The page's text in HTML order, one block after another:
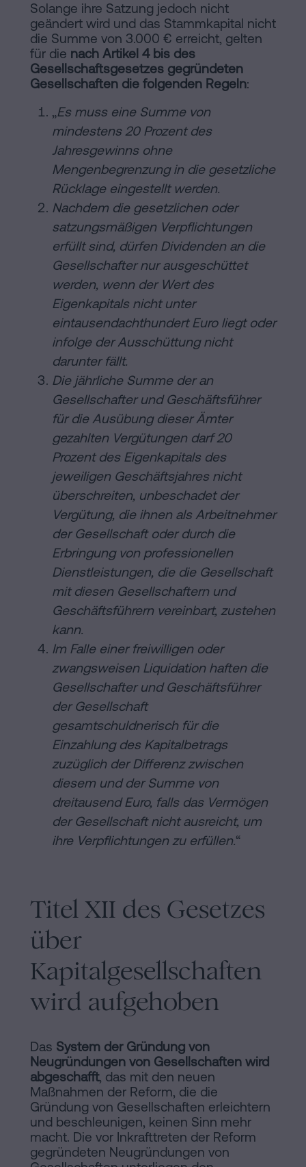
Solange ihre Satzung jedoch nicht
geändert wird und das Stammkapital nicht
die Summe von 3.000 € erreicht, gelten
für die nach Artikel 4 bis des
Gesellschaftsgesetzes gegründeten
Gesellschaften die folgenden Regeln:
„Es muss eine Summe von
mindestens 20 Prozent des
Jahresgewinns ohne
Mengenbegrenzung in die gesetzliche
Rücklage eingestellt werden.
Nachdem die gesetzlichen oder
satzungsmäßigen Verpflichtungen
erfüllt sind, dürfen Dividenden an die
Gesellschafter nur ausgeschüttet
werden, wenn der Wert des
Eigenkapitals nicht unter
eintausendachthundert Euro liegt oder
infolge der Ausschüttung nicht
darunter fällt.
Die jährliche Summe der an
Gesellschafter und Geschäftsführer
für die Ausübung dieser Ämter
gezahlten Vergütungen darf 20
Prozent des Eigenkapitals des
jeweiligen Geschäftsjahres nicht
überschreiten, unbeschadet der
Vergütung, die ihnen als Arbeitnehmer
der Gesellschaft oder durch die
Erbringung von professionellen
Dienstleistungen, die die Gesellschaft
mit diesen Gesellschaftern und
Geschäftsführern vereinbart, zustehen
kann.
Im Falle einer freiwilligen oder
zwangsweisen Liquidation haften die
Gesellschafter und Geschäftsführer
der Gesellschaft
gesamtschuldnerisch für die
Einzahlung des Kapitalbetrags
zuzüglich der Differenz zwischen
diesem und der Summe von
dreitausend Euro, falls das Vermögen
der Gesellschaft nicht ausreicht, um
ihre Verpflichtungen zu erfüllen.“
Titel XII des Gesetzes
über
Kapitalgesellschaften
wird aufgehoben
Das System der Gründung von
Neugründungen von Gesellschaften wird
abgeschafft, das mit den neuen
Maßnahmen der Reform, die die
Gründung von Gesellschaften erleichtern
und beschleunigen, keinen Sinn mehr
macht. Die vor Inkrafttreten der Reform
gegründeten Neugründungen von